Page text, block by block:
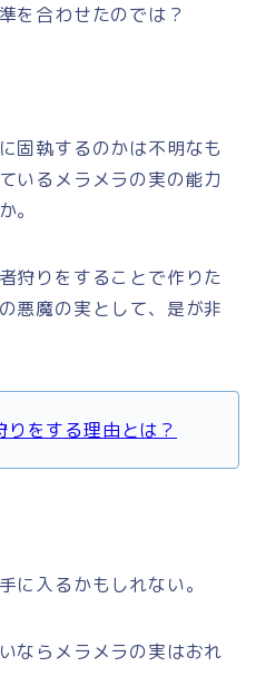
を合わせたのでは？
固執するのかは不明なも
いるメラメラの実の能力
。
狩りをすることで作りた
悪魔の実として、是が非
をする理由とは？
に入るかもしれない。
ならメラメラの実はおれ